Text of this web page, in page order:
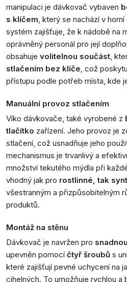
manipulaci je dávkovač vybaven
s klíčem, který se nachází v
systém zajišťuje, že k nádobě na
oprávněný personál pro její
obsahuje volitelnou součást,
stlačením bez klíče, což
přístupu podle potřeb místa, kde
Manuální provoz stlačením
Víko dávkovače, také vyrobené z
tlačítko zařízení. Jeho provoz je
stlačení, což usnadňuje jeho
mechanismus je trvanlivý a
množství tekutého mýdla při
vhodný jak pro rostlinné, tak
všestranným a přizpůsobitelným
produktů.
Montáž na stěnu
Dávkovač je navržen pro
upevněn pomocí čtyř šroubů s
které zajišťují pevné uchycení na
cihelných. To umožňuje rychlou a